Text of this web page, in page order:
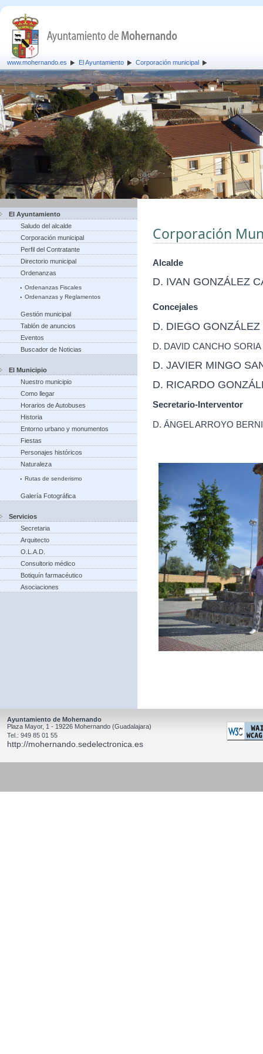
www.mohernando.es El Ayuntamiento Corporación municipal
El Ayuntamiento
Saludo del alcalde
Corporación municipal
Perfil del Contratante
Directorio municipal
Ordenanzas
Ordenanzas Fiscales
Ordenanzas y Reglamentos
Gestión municipal
Tablón de anuncios
Eventos
Buscador de Noticias
El Municipio
Nuestro municipio
Como llegar
Horarios de Autobuses
Historia
Entorno urbano y monumentos
Fiestas
Personajes históricos
Naturaleza
Rutas de senderismo
Galería Fotográfica
Servicios
Secretaria
Arquitecto
O.L.A.D.
Consultorio médico
Botiquín farmacéutico
Asociaciones
Corporación
Alcalde
D. IVAN GONZÁLEZ
Concejales
D. DIEGO
D. DAVID CANCHO
D. JAVIER MINGO
D. RICARDO
Secretario-Interventor
D. ÁNGEL ARROYO
Ayuntamiento de Mohernando
Plaza Mayor, 1 - 19226 Mohernando (Guadalajara)
Tel.: 949 85 01 55
http://mohernando.sedelectronica.es